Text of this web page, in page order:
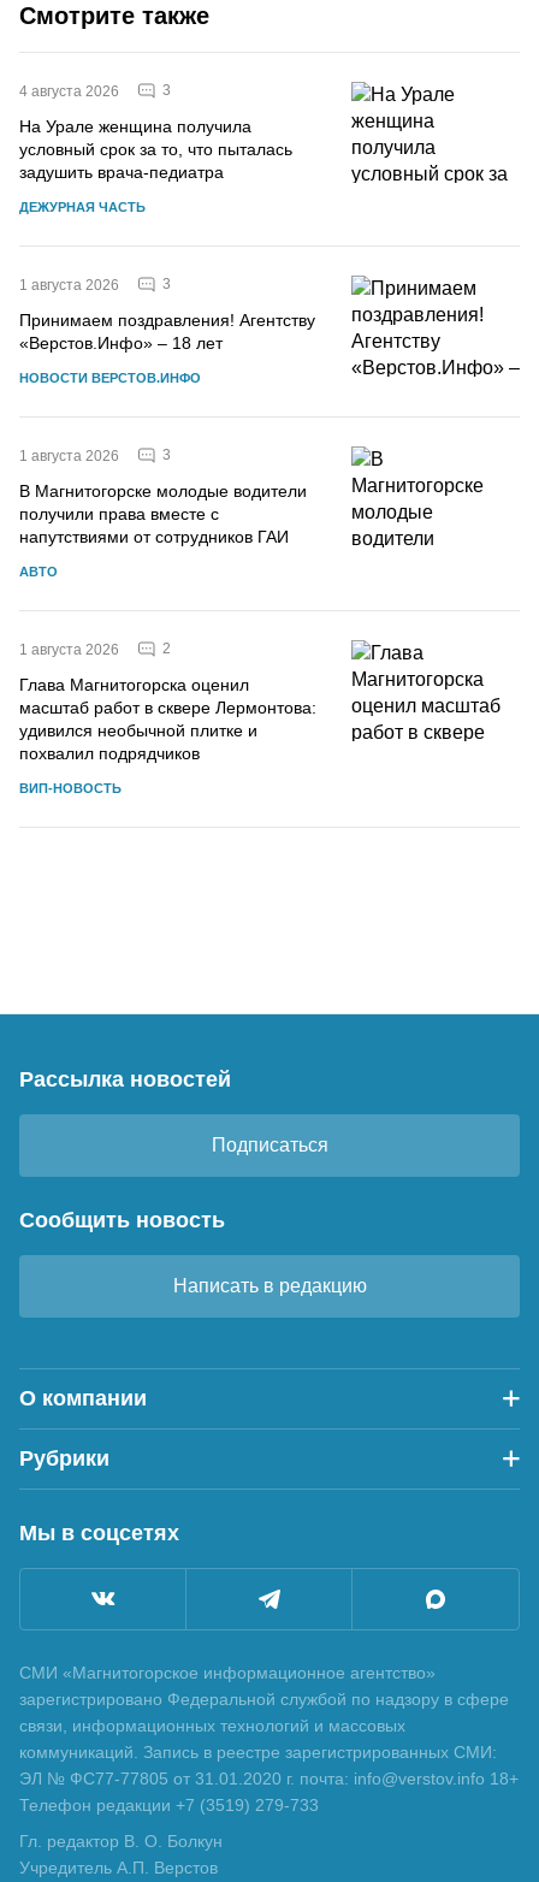
Смотрите также
4 августа 2026 3
На Урале женщина получила
условный срок за то, что пыталась
задушить врача-педиатра
ДЕЖУРНАЯ ЧАСТЬ
1 августа 2026 3
Принимаем поздравления! Агентству
«Верстов.Инфо» – 18 лет
НОВОСТИ ВЕРСТОВ.ИНФО
1 августа 2026 3
В Магнитогорске молодые водители
получили права вместе с
напутствиями от сотрудников ГАИ
АВТО
1 августа 2026 2
Глава Магнитогорска оценил
масштаб работ в сквере Лермонтова:
удивился необычной плитке и
похвалил подрядчиков
ВИП-НОВОСТЬ
Рассылка новостей
Подписаться
Сообщить новость
Написать в редакцию
О компании
Рубрики
Мы в соцсетях
СМИ «Магнитогорское информационное агентство»
зарегистрировано Федеральной службой по надзору в сфере
связи, информационных технологий и массовых
коммуникаций. Запись в реестре зарегистрированных СМИ:
ЭЛ № ФС77-77805 от 31.01.2020 г. почта: info@verstov.info 18+
Телефон редакции +7 (3519) 279-733
Гл. редактор В. О. Болкун
Учредитель А.П. Верстов